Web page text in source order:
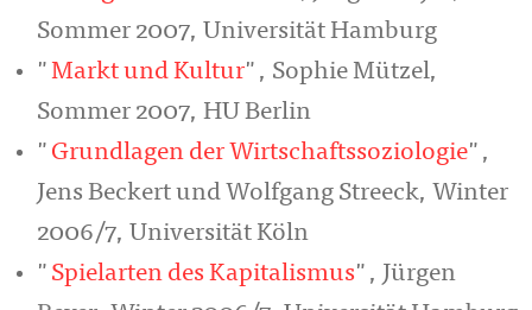
Sommer 2007, Universität Hamburg
"Markt und Kultur", Sophie Mützel,
Sommer 2007, HU Berlin
" Grundlagen der Wirtschaftssoziologie",
Jens Beckert und Wolfgang Streeck, Winter
2006/7, Universität Köln
" Spielarten des Kapitalismus", Jürgen